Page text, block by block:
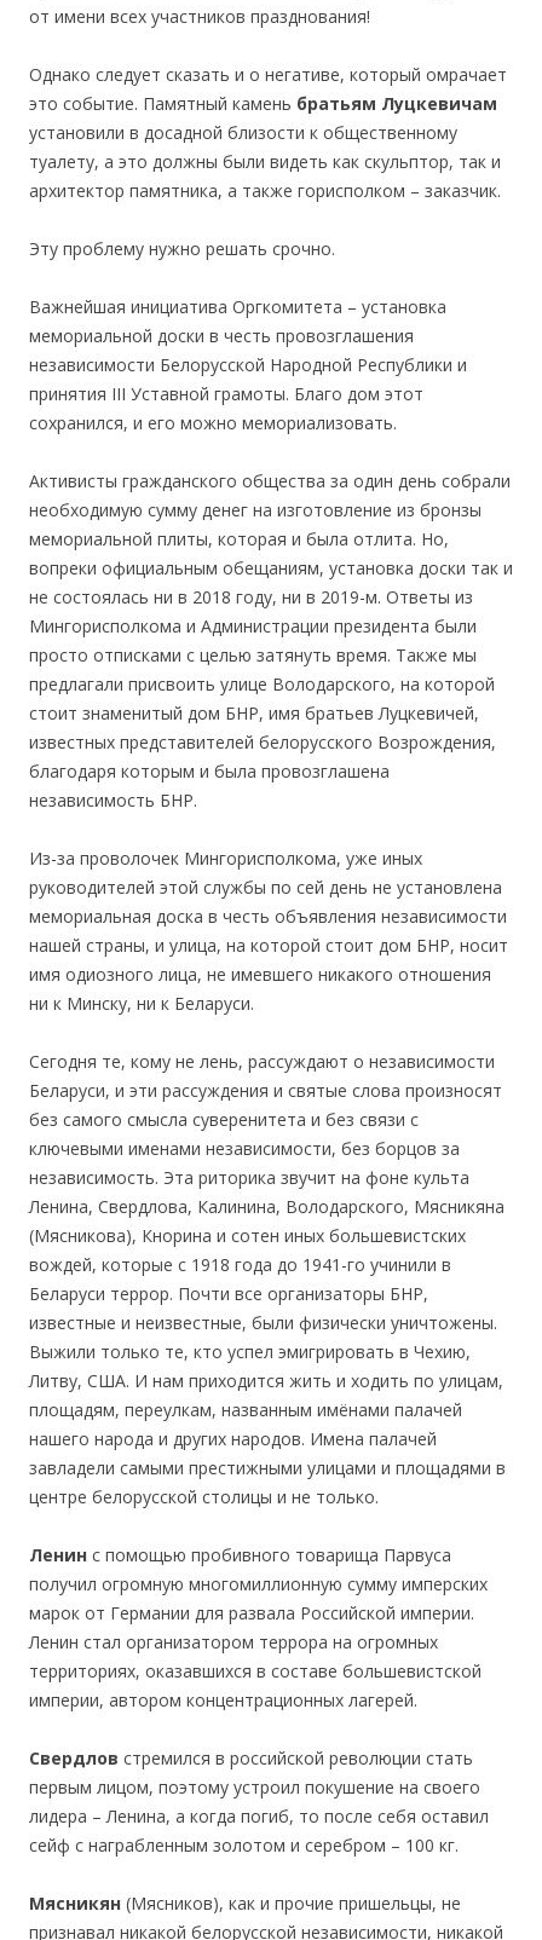
от имени всех участников празднования!
Однако cледует сказать и о негативе, который омрачает
это событие. Памятный камень братьям Луцкевичам
установили в досадной близости к общественному
туалету, а это должны были видеть как скульптор, так и
архитектор памятника, а также горисполком – заказчик.
Эту проблему нужно решать срочно.
Важнейшая инициатива Оргкомитета – установка
мемориальной доски в честь провозглашения
независимости Белорусской Народной Республики и
принятия ІІІ Уставной грамоты. Благо дом этот
сохранился, и его можно мемориализовать.
Активисты гражданского общества за один день собрали
необходимую сумму денег на изготовление из бронзы
мемориальной плиты, которая и была отлита. Но,
вопреки официальным обещаниям, установка доски так и
не состоялась ни в 2018 году, ни в 2019-м. Ответы из
Мингорисполкома и Администрации президента были
просто отписками с целью затянуть время. Также мы
предлагали присвоить улице Володарского, на которой
стоит знаменитый дом БНР, имя братьев Луцкевичей,
известных представителей белорусского Возрождения,
благодаря которым и была провозглашена
независимость БНР.
Из-за проволочек Мингорисполкома, уже иных
руководителей этой службы по сей день не установлена
мемориальная доска в честь объявления независимости
нашей страны, и улица, на которой стоит дом БНР, носит
имя одиозного лица, не имевшего никакого отношения
ни к Минску, ни к Беларуси.
Сегодня те, кому не лень, рассуждают о независимости
Беларуси, и эти рассуждения и святые слова произносят
без самого смысла суверенитета и без связи с
ключевыми именами независимости, без борцов за
независимость. Эта риторика звучит на фоне культа
Ленина, Свердлова, Калинина, Володарского, Мясникяна
(Мясникова), Кнорина и сотен иных большевистских
вождей, которые с 1918 года до 1941-го учинили в
Беларуси террор. Почти все организаторы БНР,
известные и неизвестные, были физически уничтожены.
Выжили только те, кто успел эмигрировать в Чехию,
Литву, США. И нам приходится жить и ходить по улицам,
площадям, переулкам, названным имёнами палачей
нашего народа и других народов. Имена палачей
завладели самыми престижными улицами и площадями в
центре белорусской столицы и не только.
Ленин с помощью пробивного товарища Парвуса
получил огромную многомиллионную сумму имперских
марок от Германии для развала Российской империи.
Ленин стал организатором террора на огромных
территориях, оказавшихся в составе большевистской
империи, автором концентрационных лагерей.
Свердлов стремился в российской революции стать
первым лицом, поэтому устроил покушение на своего
лидера – Ленина, а когда погиб, то после себя оставил
сейф с награбленным золотом и серебром – 100 кг.
Мясникян (Мясников), как и прочие пришельцы, не
признавал никакой белорусской независимости, никакой